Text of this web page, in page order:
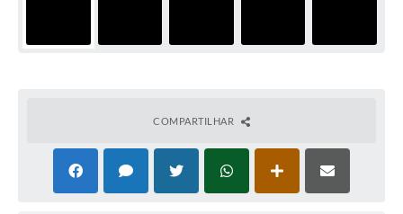
Enfrentando o COVID-19
Arquivos para Download
Carta de Serviços
COMPARTILHAR